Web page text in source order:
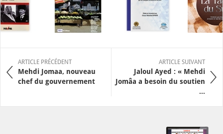
ARTICLE PRÉCÉDENT
Mehdi Jomaa, nouveau
chef du gouvernement
ARTICLE SUIVANT
Jaloul Ayed : « Mehdi
Jomâa a besoin du soutien
...